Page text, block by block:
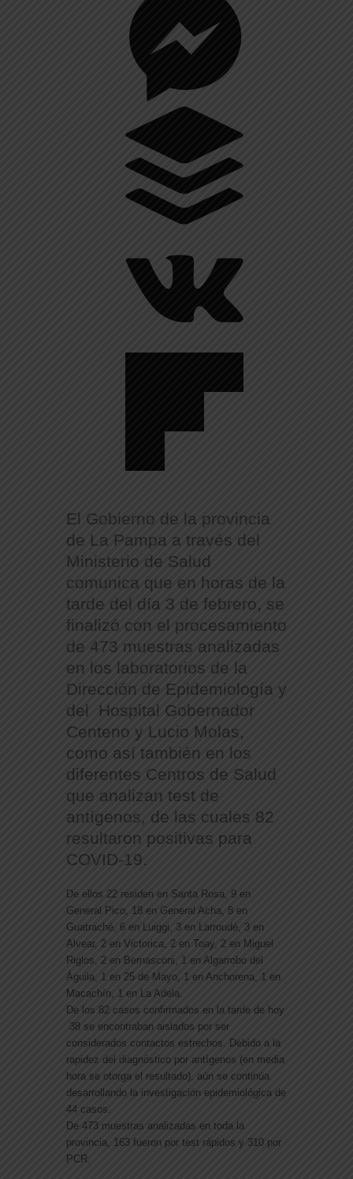
El Gobierno de la provincia
de La Pampa a través del
Ministerio de Salud
comunica que en horas de la
tarde del día 3 de febrero, se
finalizó con el procesamiento
de 473 muestras analizadas
en los laboratorios de la
Dirección de Epidemiología y
del Hospital Gobernador
Centeno y Lucio Molas,
como así también en los
diferentes Centros de Salud
que analizan test de
antígenos, de las cuales 82
resultaron positivas para
COVID-19.
De ellos 22 residen en Santa Rosa, 9 en
General Pico, 18 en General Acha, 8 en
Guatraché, 6 en Luiggi, 3 en Larroudé, 3 en
Alvear, 2 en Victorica, 2 en Toay, 2 en Miguel
Riglos, 2 en Bernasconi, 1 en Algarrobo del
Águila, 1 en 25 de Mayo, 1 en Anchorena, 1 en
Macachín, 1 en La Adela.
De los 82 casos confirmados en la tarde de hoy
38 se encontraban aislados por ser
considerados contactos estrechos. Debido a la
rapidez del diagnóstico por antígenos (en media
hora se otorga el resultado), aún se continúa
desarrollando la investigación epidemiológica de
44 casos.
De 473 muestras analizadas en toda la
provincia, 163 fueron por test rápidos y 310 por
PCR.